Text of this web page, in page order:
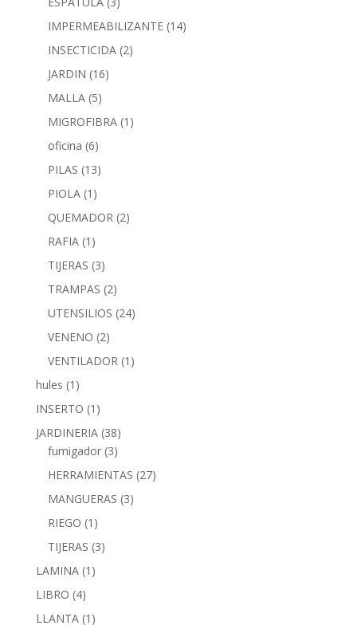
IMPERMEABILIZANTE (14)
INSECTICIDA (2)
JARDIN (16)
MALLA (5)
MIGROFIBRA (1)
oficina (6)
PILAS (13)
PIOLA (1)
QUEMADOR (2)
RAFIA (1)
TIJERAS (3)
TRAMPAS (2)
UTENSILIOS (24)
VENENO (2)
VENTILADOR (1)
hules (1)
INSERTO (1)
JARDINERIA (38)
fumigador (3)
HERRAMIENTAS (27)
MANGUERAS (3)
RIEGO (1)
TIJERAS (3)
LAMINA (1)
LIBRO (4)
LLANTA (1)